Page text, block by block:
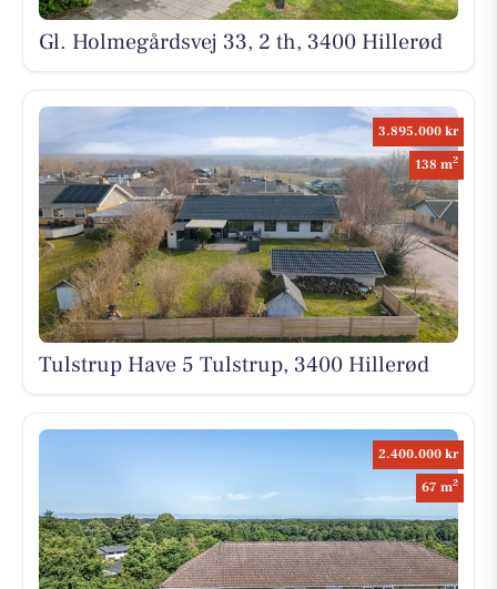
Gl. Holmegårdsvej 33, 2 th, 3400 Hillerød
3.895.000 kr
138 m2
Tulstrup Have 5 Tulstrup, 3400 Hillerød
2.400.000 kr
67 m2